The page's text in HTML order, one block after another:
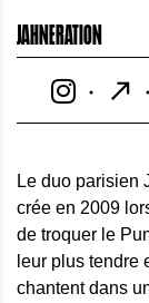
JAHNERATION
Le duo parisien
crée en 2009
de troquer le
leur plus tendre
chantent dans